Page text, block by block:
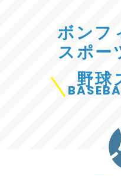
ボンフ
スポー
野球